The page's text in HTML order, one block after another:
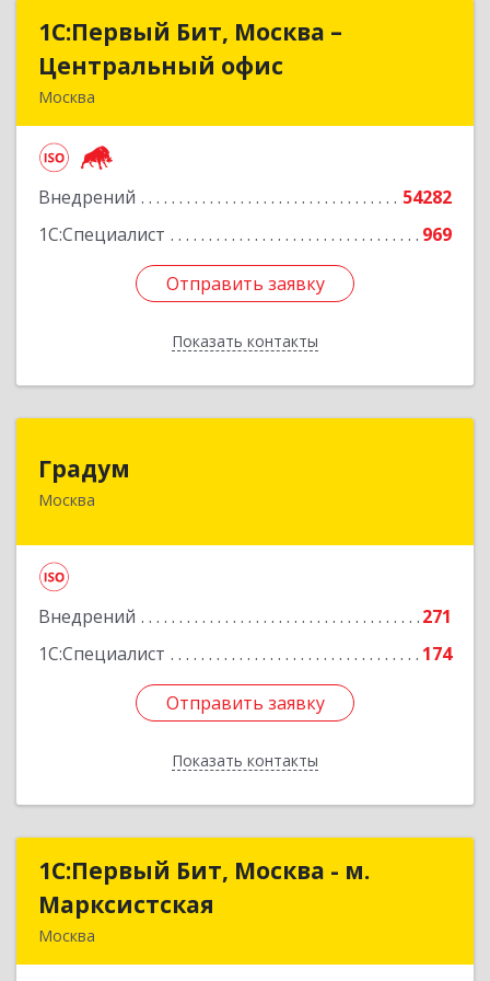
1С:Первый Бит, Москва –
Центральный офис
Москва
Внедрений
54282
1С:Специалист
969
Отправить заявку
Показать контакты
1С:Первый Бит, Москва –
Центральный офис
Подробнее
Отправить заявку
Назад
Градум
Москва
Внедрений
271
1С:Специалист
174
Отправить заявку
Показать контакты
109147, Москва г, Марксистская ул, дом № 34,
Отправить заявку
Назад
1С:Первый Бит, Москва - м.
Марксистская
Москва
1С:Первый Бит, Москва - м.